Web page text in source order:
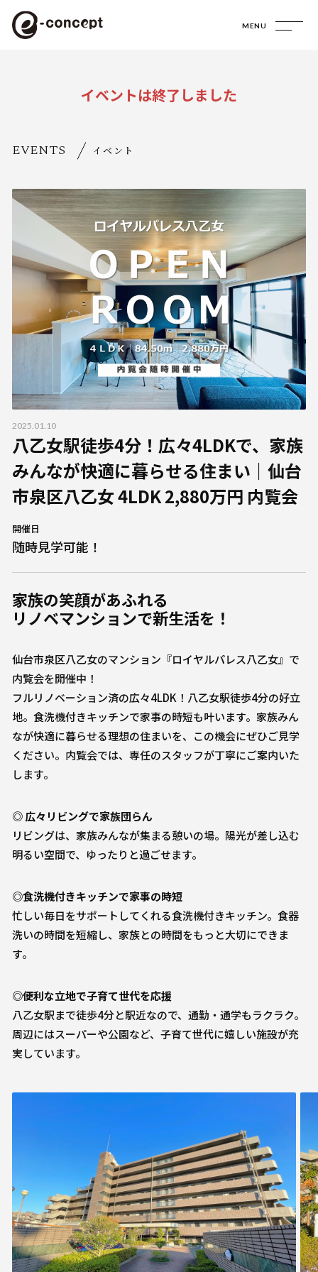
MENU
イベントは終了しました
EVENTS イベント
2025.01.10
八乙女駅徒歩4分！広々4LDKで、家族
みんなが快適に暮らせる住まい｜仙台
市泉区八乙女 4LDK 2,880万円 内覧会
開催日
随時見学可能！
家族の笑顔があふれる
リノベマンションで新生活を！
仙台市泉区八乙女のマンション『ロイヤルパレス八乙女』で
内覧会を開催中！
フルリノベーション済の広々4LDK！八乙女駅徒歩4分の好立
地。食洗機付きキッチンで家事の時短も叶います。家族みん
なが快適に暮らせる理想の住まいを、この機会にぜひご見学
ください。内覧会では、専任のスタッフが丁寧にご案内いた
します。
◎ 広々リビングで家族団らん
リビングは、家族みんなが集まる憩いの場。陽光が差し込む
明るい空間で、ゆったりと過ごせます。
◎食洗機付きキッチンで家事の時短
忙しい毎日をサポートしてくれる食洗機付きキッチン。食器
洗いの時間を短縮し、家族との時間をもっと大切にできま
す。
◎便利な立地で子育て世代を応援
八乙女駅まで徒歩4分と駅近なので、通勤・通学もラクラク。
周辺にはスーパーや公園など、子育て世代に嬉しい施設が充
実しています。